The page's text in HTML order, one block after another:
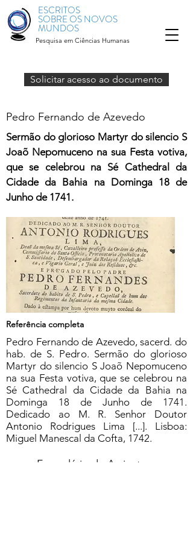
ESCRITOS
SOBRE OS NOVOS
MUNDOS
Pesquisa em Ciências Humanas
Solicitar acesso ao documento
Pedro Fernando de Azevedo
Sermão do glorioso Martyr do silencio S
Joaõ Nepomuceno na sua Festa votiva,
que se celebrou na Sé Cathedral da
Cidade da Bahia na Dominga 18 de
Junho de 1741.
Referência completa
Pedro Fernando de Azevedo, sacerd. do
hab. de S. Pedro. Sermão do glorioso
Martyr do silencio S Joaõ Nepomuceno
na sua Festa votiva, que se celebrou na
Sé Cathedral da Cidade da Bahia na
Dominga 18 de Junho de 1741.
Dedicado ao M. R. Senhor Doutor
Antonio Rodrigues Lima [...]. Lisboa:
Miguel Manescal da Cofta, 1742.
Formulário de Assinatura